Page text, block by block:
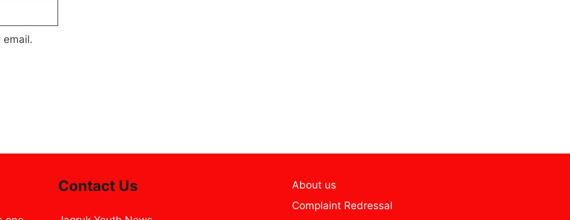
Contact Us
About us
Complaint Redressal